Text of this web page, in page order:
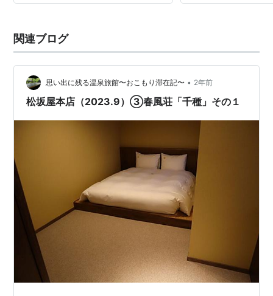
関連ブログ
思い出に残る温泉旅館〜おこもり滞在記〜 • 2年前
松坂屋本店（2023.9）③春風荘「千種」その１